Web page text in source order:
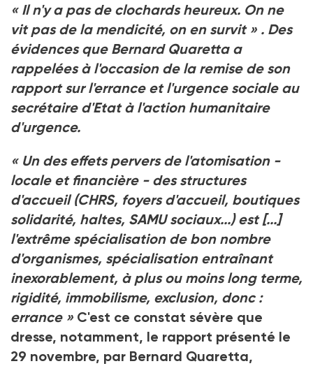
« Il n'y a pas de clochards heureux. On ne
vit pas de la mendicité, on en survit » . Des
évidences que Bernard Quaretta a
rappelées à l'occasion de la remise de son
rapport sur l'errance et l'urgence sociale au
secrétaire d'Etat à l'action humanitaire
d'urgence.
« Un des effets pervers de l'atomisation -
locale et financière - des structures
d'accueil (CHRS, foyers d'accueil, boutiques
solidarité, haltes, SAMU sociaux...) est [...]
l'extrême spécialisation de bon nombre
d'organismes, spécialisation entraînant
inexorablement, à plus ou moins long terme,
rigidité, immobilisme, exclusion, donc :
errance » C'est ce constat sévère que
dresse, notamment, le rapport présenté le
29 novembre, par Bernard Quaretta,